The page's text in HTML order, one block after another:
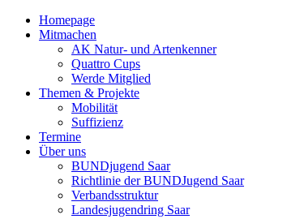
Homepage
Mitmachen
AK Natur- und Artenkenner
Quattro Cups
Werde Mitglied
Themen & Projekte
Mobilität
Suffizienz
Termine
Über uns
BUNDjugend Saar
Richtlinie der BUNDJugend Saar
Verbandsstruktur
Landesjugendring Saar